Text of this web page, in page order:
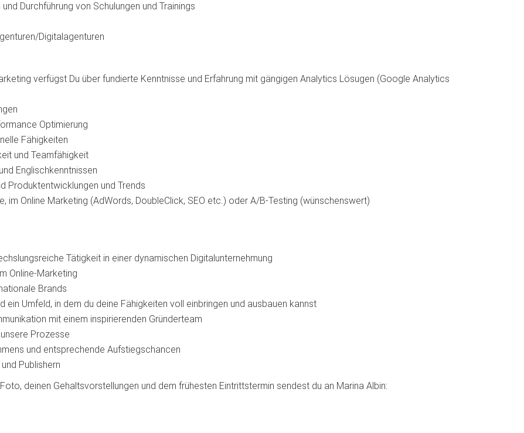
Durchführung von Schulungen und Trainings
Digitalagenturen
verfügst Du über fundierte Kenntnisse und Erfahrung mit gängigen Analytics Lösugen (Google Analytics
Optimierung
Fähigkeiten
und Teamfähigkeit
Englischkenntnissen
Produktentwicklungen und Trends
im Online Marketing (AdWords, DoubleClick, SEO etc.) oder A/B-Testing (wünschenswert)
Tätigkeit in einer dynamischen Digitalunternehmung
Online-Marketing
Brands
ein Umfeld, in dem du deine Fähigkeiten voll einbringen und ausbauen kannst
mit einem inspirierenden Gründerteam
Prozesse
und entsprechende Aufstiegschancen
Publishern
deinen Gehaltsvorstellungen und dem frühesten Eintrittstermin sendest du an Marina Albin: